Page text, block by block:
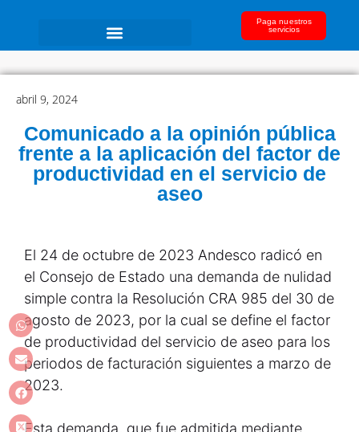
Paga nuestros
servicios
abril 9, 2024
Comunicado a la opinión pública
frente a la aplicación del factor de
productividad en el servicio de
aseo
El 24 de octubre de 2023 Andesco radicó en
el Consejo de Estado una demanda de nulidad
simple contra la Resolución CRA 985 del 30 de
agosto de 2023, por la cual se define el factor
de productividad del servicio de aseo para los
periodos de facturación siguientes a marzo de
2023.
Esta demanda, que fue admitida mediante